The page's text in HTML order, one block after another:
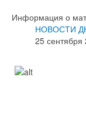
Информация о
НОВОСТИ
25 сентября